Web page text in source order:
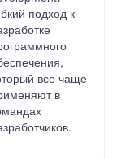
подход к
все чаще
в